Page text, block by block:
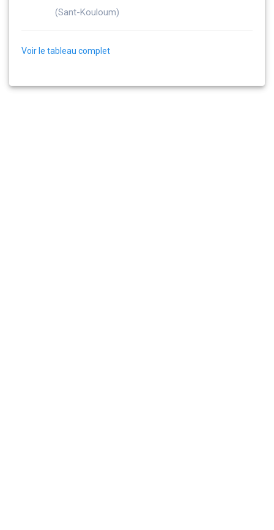
(Sant-Kouloum)
Voir le tableau complet